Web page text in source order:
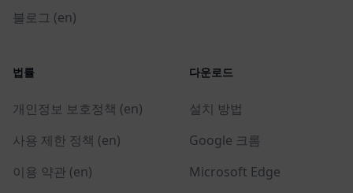
블로그 (en)
법률
개인정보 보호정책 (en)
사용 제한 정책 (en)
이용 약관 (en)
다운로드
설치 방법
Google 크롬
Microsoft Edge